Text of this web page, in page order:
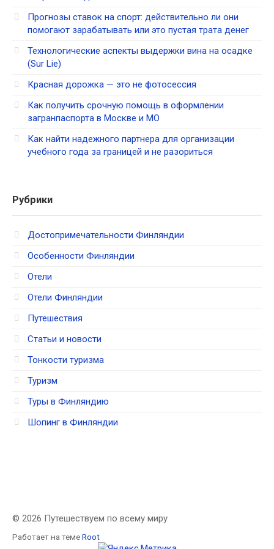
Прогнозы ставок на спорт: действительно ли они
помогают зарабатывать или это пустая трата денег
Технологические аспекты выдержки вина на осадке
(Sur Lie)
Красная дорожка — это не фотосессия
Как получить срочную помощь в оформлении
загранпаспорта в Москве и МО
Как найти надежного партнера для организации
учебного года за границей и не разориться
Рубрики
Достопримечательности Финляндии
Особенности Финляндии
Отели
Отели Финляндии
Путешествия
Статьи и новости
Тонкости туризма
Туризм
Туры в Финляндию
Шопинг в Финляндии
© 2026 Путешествуем по всему миру
Работает на темеRoot